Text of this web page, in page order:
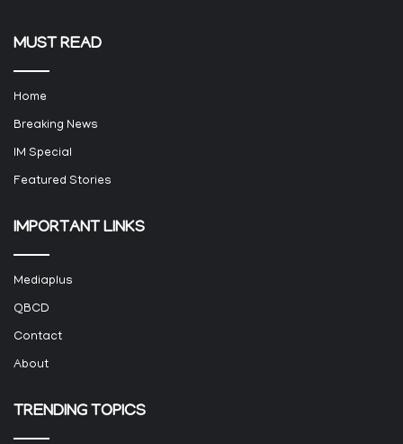
MUST READ
Home
Breaking News
IM Special
Featured Stories
IMPORTANT LINKS
Mediaplus
QBCD
Contact
About
TRENDING TOPICS